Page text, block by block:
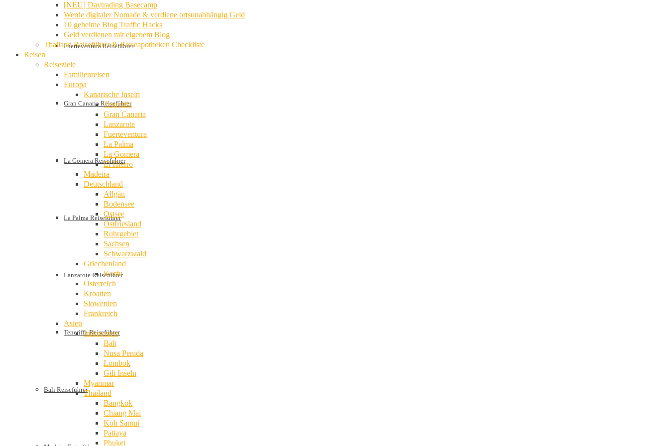
Fuerteventura Reiseführer
Gran Canaria Reiseführer
La Gomera Reiseführer
La Palma Reiseführer
Lanzarote Reiseführer
Teneriffa Reiseführer
Bali Reiseführer
[NEU] Daytrading Basecamp
Werde digitaler Nomade & verdiene ortsunabhängig Geld
10 geheime Blog Traffic Hacks
Geld verdienen mit eigenem Blog
Thailand Reiseführer & Reiseapotheken Checkliste
Reisen
Reiseziele
Familienreisen
Europa
Kanarische Inseln
Teneriffa
Gran Canaria
Lanzarote
Fuerteventura
La Palma
La Gomera
El Hierro
Madeira
Deutschland
Allgäu
Bodensee
Ostsee
Ostfriesland
Ruhrgebiet
Sachsen
Schwarzwald
Griechenland
Korfu
Österreich
Kroatien
Slowenien
Frankreich
Asien
Indonesien
Bali
Nusa Penida
Lombok
Gili Inseln
Myanmar
Thailand
Bangkok
Chiang Mai
Koh Samui
Pattaya
Phuket